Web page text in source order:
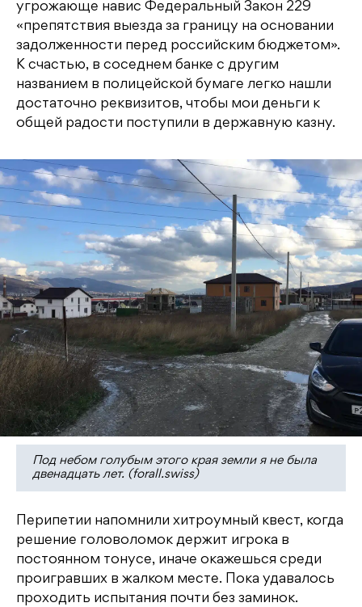
угрожающе навис Федеральный Закон 229
«препятствия выезда за границу на основании
задолженности перед российским бюджетом».
К счастью, в соседнем банке с другим
названием в полицейской бумаге легко нашли
достаточно реквизитов, чтобы мои деньги к
общей радости поступили в державную казну.
Под небом голубым этого края земли я не была
двенадцать лет. (forall.swiss)
Перипетии напомнили хитроумный квест, когда
решение головоломок держит игрока в
постоянном тонусе, иначе окажешься среди
проигравших в жалком месте. Пока удавалось
проходить испытания почти без заминок.